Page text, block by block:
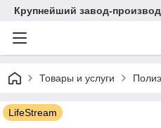
Крупнейший завод-
Товары и услуги
LifeStream